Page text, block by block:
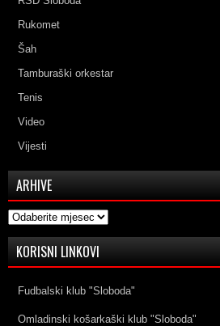
Rukomet
Šah
Tamburaški orkestar
Tenis
Video
Vijesti
ARHIVE
Arhive
KORISNI LINKOVI
Fudbalski klub "Sloboda"
Omladinski košarkaški klub "Sloboda"